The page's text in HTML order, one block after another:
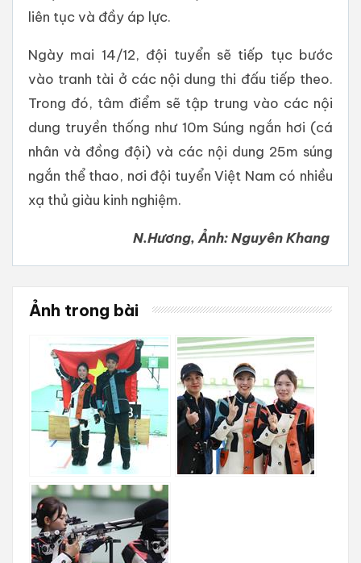
liên tục và đầy áp lực.
Ngày mai 14/12, đội tuyển sẽ tiếp tục bước
vào tranh tài ở các nội dung thi đấu tiếp theo.
Trong đó, tâm điểm sẽ tập trung vào các nội
dung truyền thống như 10m Súng ngắn hơi (cá
nhân và đồng đội) và các nội dung 25m súng
ngắn thể thao, nơi đội tuyển Việt Nam có nhiều
xạ thủ giàu kinh nghiệm.
N.Hương, Ảnh: Nguyên Khang
Ảnh trong bài